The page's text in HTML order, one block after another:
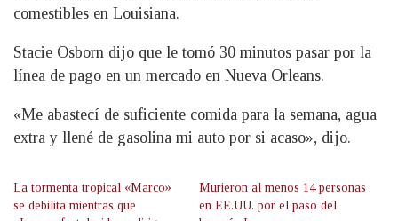
comestibles en Louisiana.
Stacie Osborn dijo que le tomó 30 minutos pasar por la
línea de pago en un mercado en Nueva Orleans.
«Me abastecí de suficiente comida para la semana, agua
extra y llené de gasolina mi auto por si acaso», dijo.
La tormenta tropical «Marco»
se debilita mientras que
Murieron al menos 14 personas
en EE.UU. por el paso del